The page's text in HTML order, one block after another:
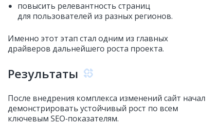
повысить релевантность страниц
для пользователей из разных регионов.
Именно этот этап стал одним из главных
драйверов дальнейшего роста проекта.
Результаты
После внедрения комплекса изменений сайт начал
демонстрировать устойчивый рост по всем
ключевым SEO‑показателям.